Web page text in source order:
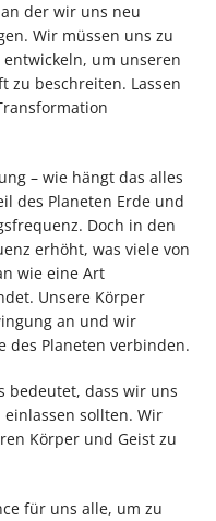
der wir uns neu
Wir müssen uns zu
um unseren
zu beschreiten. Lassen
– wie hängt das alles
des Planeten Erde und
Doch in den
erhöht, was viele von
wie eine Art
Unsere Körper
an und wir
des Planeten verbinden.
bedeutet, dass wir uns
sollten. Wir
Körper und Geist zu
für uns alle, um zu